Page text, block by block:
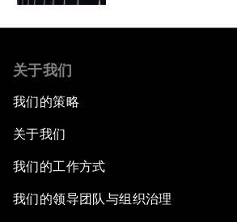
关于我们
我们的策略
关于我们
我们的工作方式
我们的领导团队与组织治理